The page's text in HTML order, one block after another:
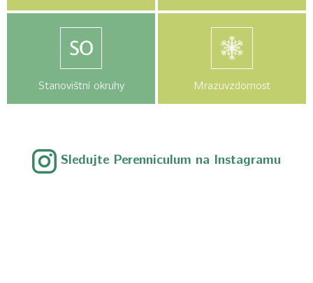
Stanovištní okruhy Mrazuvzdornost
Sledujte Perenniculum na Instagramu